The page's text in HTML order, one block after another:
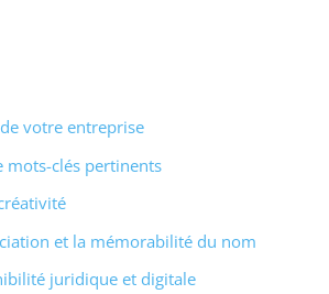
votre entreprise
mots-clés pertinents
et la mémorabilité du nom
juridique et digitale